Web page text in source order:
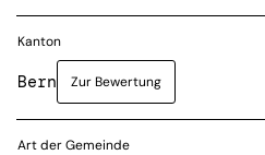
Kanton
Bern Zur Bewertung
Art der Gemeinde